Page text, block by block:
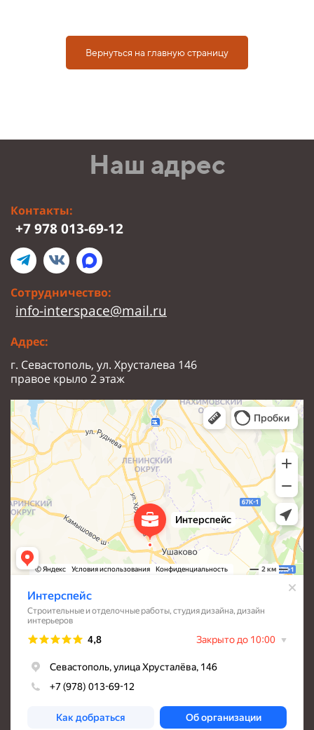
Вернуться на главную страницу
Наш адрес
Контакты:
+7 978 013-69-12
Сотрудничество:
info-interspace@mail.ru
Адрес:
г. Севастополь, ул. Хрусталева 146
правое крыло 2 этаж